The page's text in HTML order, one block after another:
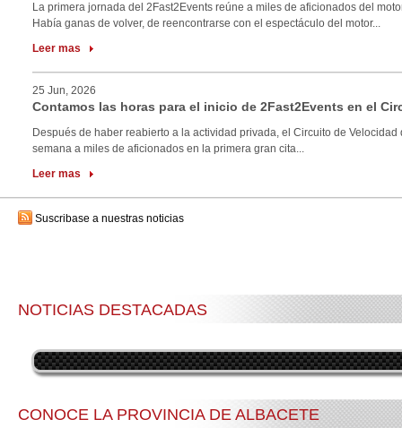
La primera jornada del 2Fast2Events reúne a miles de aficionados del
Había ganas de volver, de reencontrarse con el espectáculo del motor...
Leer mas
25 Jun, 2026
Contamos las horas para el inicio de 2Fast2Events en el
Después de haber reabierto a la actividad privada, el Circuito de Velocidad
semana a miles de aficionados en la primera gran cita...
Leer mas
Suscribase a nuestras noticias
NOTICIAS DESTACADAS
CONOCE LA PROVINCIA DE ALBACETE